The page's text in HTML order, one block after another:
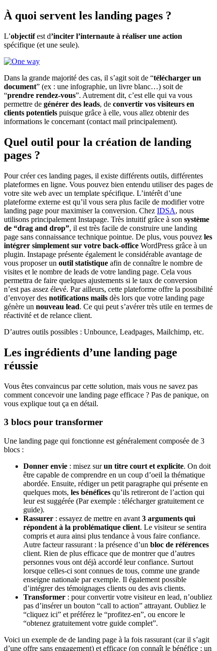
À quoi servent les landing pages ?
L’objectifest d’inciter l’internaute à réaliser une action
spécifique (et une seule).
Dans la grande majorité des cas, il s’agit soit de “télécharger un
document” (ex : une infographie, un livre blanc…) soit de
“prendre rendez-vous”. Autrement dit, c’est elle qui va vous
permettre de générer des leads, de convertir vos visiteurs en
clients potentiels puisque grâce à elle, vous allez obtenir des
informations le concernant (contact mail principalement).
Quel outil pour la création de landing
pages ?
Pour créer ces landing pages, il existe différents outils, différentes
plateformes en ligne. Vous pouvez bien entendu utiliser des pages de
votre site web avec un template spécifique. L’intérêt d’une
plateforme externe est qu’il vous sera plus facile de modifier votre
landing page pour maximiser la conversion. Chez IDSA, nous
utilisons principalement Instapage. Très intuitif grâce à son système
de “drag and drop”, il est très facile de construire une landing
page sans connaissance technique pointue. De plus, vous pouvez les
intégrer simplement sur votre back-office WordPress grâce à un
plugin. Instapage présente également le considérable avantage de
vous proposer un outil statistique afin de connaître le nombre de
visites et le nombre de leads de votre landing page. Cela vous
permettra de faire quelques ajustements si le taux de conversion
n’est pas assez élevé. Par ailleurs, cette plateforme offre la possibilité
d’envoyer des notifications mails dès lors que votre landing page
génère un nouveau lead. Ce qui peut s’avérer très utile en termes de
réactivité et de relance client.
D’autres outils possibles : Unbounce, Leadpages, Mailchimp, etc.
Les ingrédients d’une landing page
réussie
Vous êtes convaincus par cette solution, mais vous ne savez pas
comment concevoir une landing page efficace ? Pas de panique, on
vous explique tout ça en détail.
3 blocs pour transformer
Une landing page qui fonctionne est généralement composée de 3
blocs :
Donner envie : misez surun titre court et explicite. On doit
être capable de comprendre en un coup d’oeil la thématique
abordée. Ensuite, rédiger un petit paragraphe qui présente en
quelques mots, les bénéfices qu’ils retireront de l’action qui
leur est suggérée (Par exemple : télécharger gratuitement ce
guide).
Rassurer : essayez de mettre en avant 3 arguments qui
répondent à la problématique client. Le visiteur se sentira
compris et aura ainsi plus tendance à vous faire confiance.
Autre facteur rassurant : la présence d’un bloc de références
client. Rien de plus efficace que de montrer que d’autres
personnes vous ont déjà accordé leur confiance. Surtout
lorsque celles-ci sont connues de tous, comme une grande
enseigne nationale par exemple. Il également possible
d’intégrer des témoignages clients ou des avis clients.
Transformer : pour convertir votre visiteur en lead, n’oubliez
pas d’insérer un bouton “call to action” attrayant. Oubliez le
“cliquez ici” et préférez le “profitez-en”, ou encore le
“obtenez gratuitement votre guide complet”.
Voici un exemple de de landing page à la fois rassurant (car il s’agit
d’une offre sans engagement) et efficace (on connaît le bénéfice : un